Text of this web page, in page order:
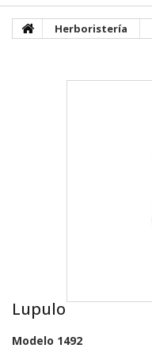
Herboristería
Lupulo
Modelo 1492